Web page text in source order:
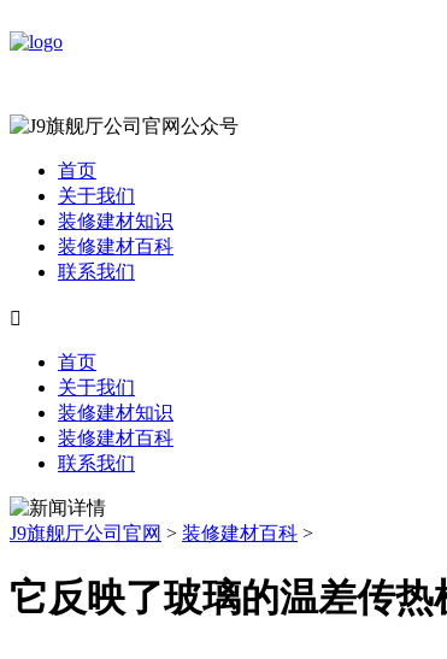
首页
关于我们
装修建材知识
装修建材百科
联系我们

首页
关于我们
装修建材知识
装修建材百科
联系我们
J9旗舰厅公司官网 > 装修建材百科 >
它反映了玻璃的温差传